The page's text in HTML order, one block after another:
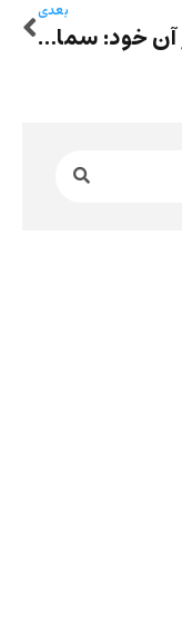
بعدی
اتاقی از آن خود: سمانه سرچمی